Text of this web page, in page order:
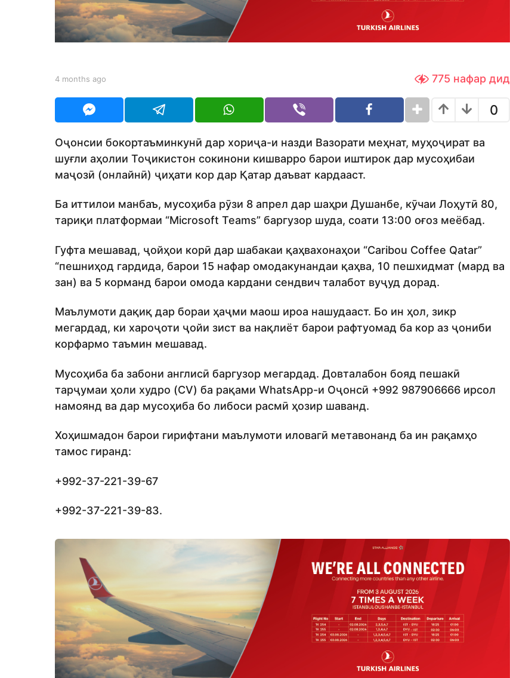
n
t
h
a
b
S
o
d
m
o
4 months ago
t
s
a
o
775 нафар дид
0
Оҷонсии бокортаъминкунӣ дар хориҷа-и назди Вазорати меҳнат, муҳоҷират ва
шуғли аҳолии Тоҷикистон сокинони кишварро барои иштирок дар мусоҳибаи
маҷозӣ (онлайнӣ) ҷиҳати кор дар Қатар даъват кардааст.
Ба иттилои манбаъ, мусоҳиба рӯзи 8 апрел дар шаҳри Душанбе, кӯчаи Лоҳутӣ 80,
тариқи платформаи “Microsoft Teams” баргузор шуда, соати 13:00 оғоз меёбад.
Гуфта мешавад, ҷойҳои корӣ дар шабакаи қаҳвахонаҳои “Caribou Coffee Qatar”
“пешниҳод гардида, барои 15 нафар омодакунандаи қаҳва, 10 пешхидмат (мард ва
зан) ва 5 корманд барои омода кардани сендвич талабот вуҷуд дорад.
Маълумоти дақиқ дар бораи ҳаҷми маош ироа нашудааст. Бо ин ҳол, зикр
мегардад, ки хароҷоти ҷойи зист ва нақлиёт барои рафтуомад ба кор аз ҷониби
корфармо таъмин мешавад.
Мусоҳиба ба забони англисӣ баргузор мегардад. Довталабон бояд пешакӣ
тарҷумаи ҳоли худро (CV) ба рақами WhatsApp-и Оҷонсӣ +992 987906666 ирсол
намоянд ва дар мусоҳиба бо либоси расмӣ ҳозир шаванд.
Хоҳишмадон барои гирифтани маълумоти иловагӣ метавонанд ба ин рақамҳо
тамос гиранд:
+992-37-221-39-67
+992-37-221-39-83.